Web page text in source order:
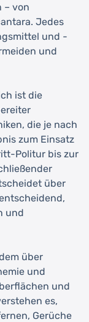
– von
Jedes
und -
und
ist die
die je nach
zum Einsatz
Politur bis zur
über
und
über
und
und
es,
Gerüche